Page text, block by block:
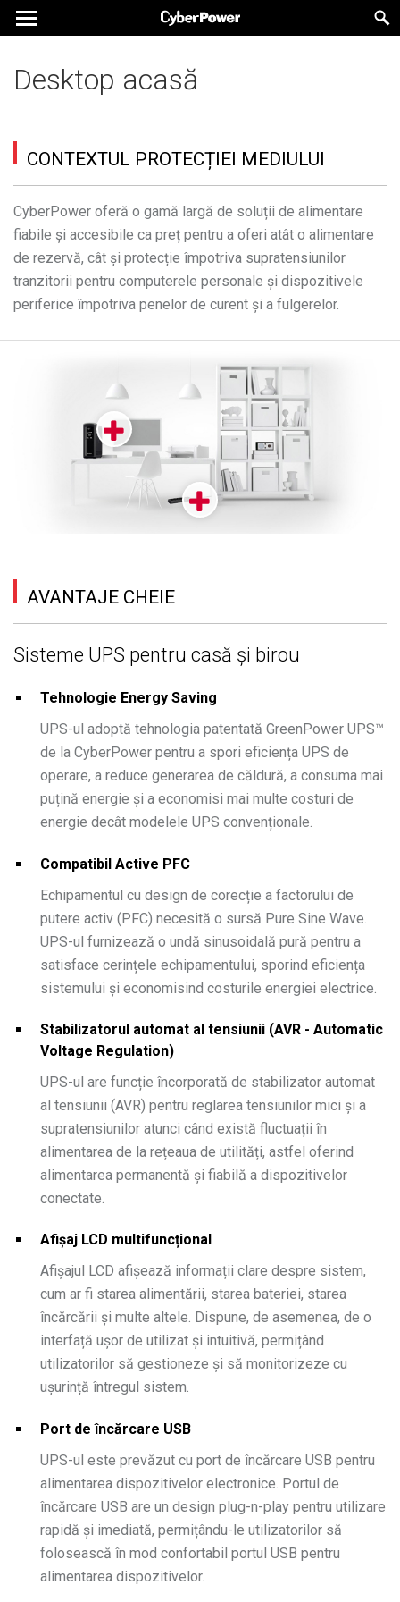
Desktop acasă
CONTEXTUL PROTECȚIEI MEDIULUI
CyberPower oferă o gamă largă de soluții de alimentare
fiabile și accesibile ca preț pentru a oferi atât o alimentare
de rezervă, cât și protecție împotriva supratensiunilor
tranzitorii pentru computerele personale și dispozitivele
periferice împotriva penelor de curent și a fulgerelor.
AVANTAJE CHEIE
Sisteme UPS pentru casă și birou
Tehnologie Energy Saving
UPS-ul adoptă tehnologia patentată GreenPower UPS™
de la CyberPower pentru a spori eficiența UPS de
operare, a reduce generarea de căldură, a consuma mai
puțină energie și a economisi mai multe costuri de
energie decât modelele UPS convenționale.
Compatibil Active PFC
Echipamentul cu design de corecție a factorului de
putere activ (PFC) necesită o sursă Pure Sine Wave.
UPS-ul furnizează o undă sinusoidală pură pentru a
satisface cerințele echipamentului, sporind eficiența
sistemului și economisind costurile energiei electrice.
Stabilizatorul automat al tensiunii (AVR - Automatic
Voltage Regulation)
UPS-ul are funcție încorporată de stabilizator automat
al tensiunii (AVR) pentru reglarea tensiunilor mici și a
supratensiunilor atunci când există fluctuații în
alimentarea de la rețeaua de utilități, astfel oferind
alimentarea permanentă și fiabilă a dispozitivelor
conectate.
Afișaj LCD multifuncțional
Afișajul LCD afișează informații clare despre sistem,
cum ar fi starea alimentării, starea bateriei, starea
încărcării și multe altele. Dispune, de asemenea, de o
interfață ușor de utilizat și intuitivă, permițând
utilizatorilor să gestioneze și să monitorizeze cu
ușurință întregul sistem.
Port de încărcare USB
UPS-ul este prevăzut cu port de încărcare USB pentru
alimentarea dispozitivelor electronice. Portul de
încărcare USB are un design plug-n-play pentru utilizare
rapidă și imediată, permițându-le utilizatorilor să
folosească în mod confortabil portul USB pentru
alimentarea dispozitivelor.